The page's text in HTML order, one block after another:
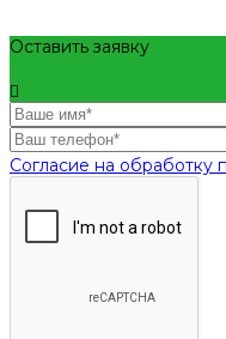
Оставить заявку
Согласие на обработку